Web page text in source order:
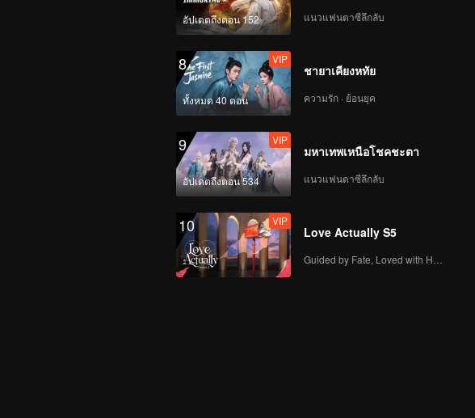
อัปเดตถึงตอน 152 แนวแฟนตาซีลึกลับ
8
ทั้งหมด 40 ตอน
VIP
ชายาเคียงหทัย
ความรัก · ย้อนยุค
9
อัปเดตถึงตอน 534
VIP
มหาเทพเหนือโชคชะตา
แนวแฟนตาซีลึกลับ
10 VIP
Love Actually S5